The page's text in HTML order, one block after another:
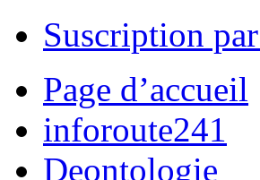
Suscription
Page d’accueil
inforoute241
Deontologie